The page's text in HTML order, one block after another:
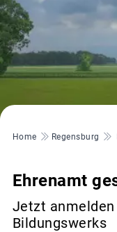
Pfadnavigation
Home Regensburg
Ehrenamt
Jetzt anmelden
Bildungswerks